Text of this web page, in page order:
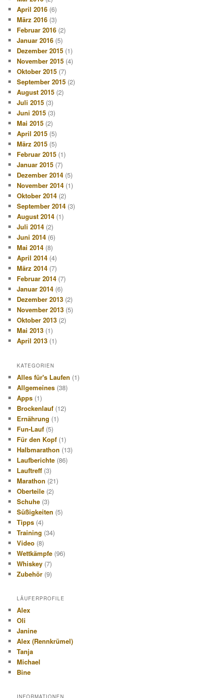
April 2016 (6)
März 2016 (3)
Februar 2016 (2)
Januar 2016 (5)
Dezember 2015 (1)
November 2015 (4)
Oktober 2015 (7)
September 2015 (2)
August 2015 (2)
Juli 2015 (3)
Juni 2015 (3)
Mai 2015 (2)
April 2015 (5)
März 2015 (5)
Februar 2015 (1)
Januar 2015 (7)
Dezember 2014 (5)
November 2014 (1)
Oktober 2014 (2)
September 2014 (3)
August 2014 (1)
Juli 2014 (2)
Juni 2014 (6)
Mai 2014 (8)
April 2014 (4)
März 2014 (7)
Februar 2014 (7)
Januar 2014 (6)
Dezember 2013 (2)
November 2013 (5)
Oktober 2013 (2)
Mai 2013 (1)
April 2013 (1)
KATEGORIEN
Alles für's Laufen (1)
Allgemeines (38)
Apps (1)
Brockenlauf (12)
Ernährung (1)
Fun-Lauf (5)
Für den Kopf (1)
Halbmarathon (13)
Laufberichte (86)
Lauftreff (3)
Marathon (21)
Oberteile (2)
Schuhe (3)
Süßigkeiten (5)
Tipps (4)
Training (34)
Video (8)
Wettkämpfe (96)
Whiskey (7)
Zubehör (9)
LÄUFERPROFILE
Alex
Oli
Janine
Alex (Rennkrümel)
Tanja
Michael
Bine